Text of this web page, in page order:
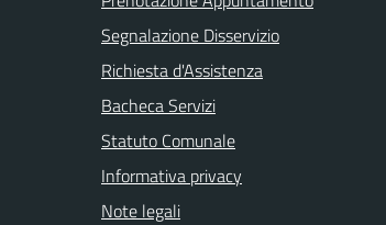
Segnalazione Disservizio
Richiesta d'Assistenza
Bacheca Servizi
Statuto Comunale
Informativa privacy
Note legali